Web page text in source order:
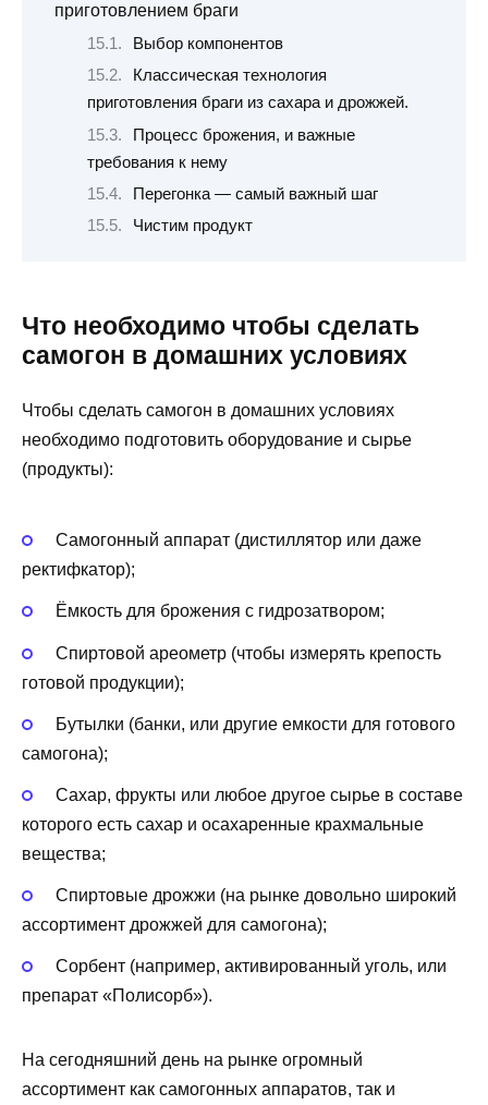
приготовлением браги
Выбор компонентов
Классическая технология
приготовления браги из сахара и дрожжей.
Процесс брожения, и важные
требования к нему
Перегонка — самый важный шаг
Чистим продукт
Что необходимо чтобы сделать
самогон в домашних условиях
Чтобы сделать самогон в домашних условиях
необходимо подготовить оборудование и сырье
(продукты):
Самогонный аппарат (дистиллятор или даже
ректифкатор);
Ёмкость для брожения с гидрозатвором;
Спиртовой ареометр (чтобы измерять крепость
готовой продукции);
Бутылки (банки, или другие емкости для готового
самогона);
Сахар, фрукты или любое другое сырье в составе
которого есть сахар и осахаренные крахмальные
вещества;
Спиртовые дрожжи (на рынке довольно широкий
ассортимент дрожжей для самогона);
Сорбент (например, активированный уголь, или
препарат «Полисорб»).
На сегодняшний день на рынке огромный
ассортимент как самогонных аппаратов, так и